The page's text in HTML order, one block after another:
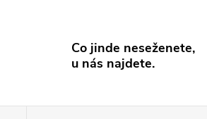
Co jinde neseženete,
u nás najdete.